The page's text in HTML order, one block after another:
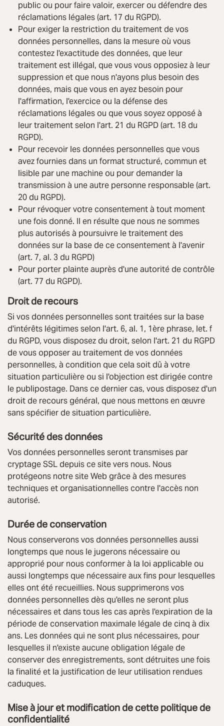
public ou pour faire valoir, exercer ou défendre des
réclamations légales (art. 17 du RGPD).
Pour exiger la restriction du traitement de vos
données personnelles, dans la mesure où vous
contestez l'exactitude des données, que leur
traitement est illégal, que vous vous opposiez à leur
suppression et que nous n'ayons plus besoin des
données, mais que vous en ayez besoin pour
l'affirmation, l'exercice ou la défense des
réclamations légales ou que vous soyez opposé à
leur traitement selon l'art. 21 du RGPD (art. 18 du
RGPD).
Pour recevoir les données personnelles que vous
avez fournies dans un format structuré, commun et
lisible par une machine ou pour demander la
transmission à une autre personne responsable (art.
20 du RGPD).
Pour révoquer votre consentement à tout moment
une fois donné. Il en résulte que nous ne sommes
plus autorisés à poursuivre le traitement des
données sur la base de ce consentement à l'avenir
(art. 7, al. 3 du RGPD)
Pour porter plainte auprès d'une autorité de contrôle
(art. 77 du RGPD).
Droit de recours
Si vos données personnelles sont traitées sur la base
d'intérêts légitimes selon l'art. 6, al. 1, 1ère phrase, let. f
du RGPD, vous disposez du droit, selon l'art. 21 du RGPD
de vous opposer au traitement de vos données
personnelles, à condition que cela soit dû à votre
situation particulière ou si l'objection est dirigée contre
le publipostage. Dans ce dernier cas, vous disposez d'un
droit de recours général, que nous mettons en œuvre
sans spécifier de situation particulière.
Sécurité des données
Vos données personnelles seront transmises par
cryptage SSL depuis ce site vers nous. Nous
protégeons notre site Web grâce à des mesures
techniques et organisationnelles contre l'accès non
autorisé.
Durée de conservation
Nous conserverons vos données personnelles aussi
longtemps que nous le jugerons nécessaire ou
approprié pour nous conformer à la loi applicable ou
aussi longtemps que nécessaire aux fins pour lesquelles
elles ont été recueillies. Nous supprimerons vos
données personnelles dès qu'elles ne seront plus
nécessaires et dans tous les cas après l'expiration de la
période de conservation maximale légale de cinq à dix
ans. Les données qui ne sont plus nécessaires, pour
lesquelles il n'existe aucune obligation légale de
conserver des enregistrements, sont détruites une fois
la finalité et la justification de leur utilisation rendues
caduques.
Mise à jour et modification de cette politique de
confidentialité